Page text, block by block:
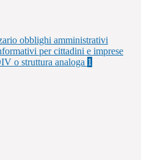
obblighi amministrativi
per cittadini e imprese
o struttura analoga 1